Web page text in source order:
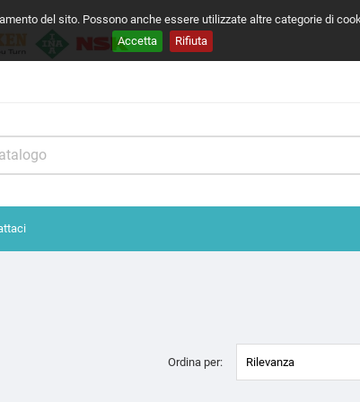
del sito. Possono anche essere utilizzate altre categorie di
Accetta
Rifiuta
Ordina per: Rilevanza